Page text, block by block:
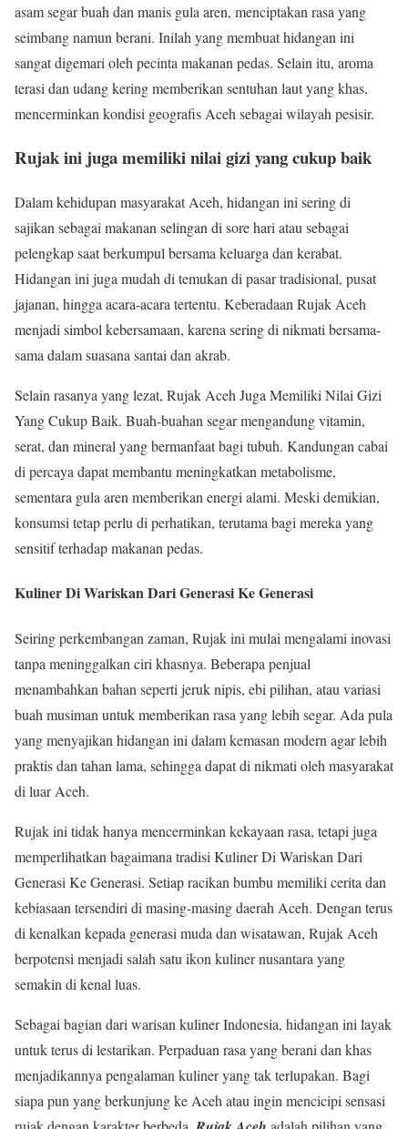
asam segar buah dan manis gula aren, menciptakan rasa yang
seimbang namun berani. Inilah yang membuat hidangan ini
sangat digemari oleh pecinta makanan pedas. Selain itu, aroma
terasi dan udang kering memberikan sentuhan laut yang khas,
mencerminkan kondisi geografis Aceh sebagai wilayah pesisir.
Rujak ini juga memiliki nilai gizi yang cukup baik
Dalam kehidupan masyarakat Aceh, hidangan ini sering di
sajikan sebagai makanan selingan di sore hari atau sebagai
pelengkap saat berkumpul bersama keluarga dan kerabat.
Hidangan ini juga mudah di temukan di pasar tradisional, pusat
jajanan, hingga acara-acara tertentu. Keberadaan Rujak Aceh
menjadi simbol kebersamaan, karena sering di nikmati bersama-
sama dalam suasana santai dan akrab.
Selain rasanya yang lezat, Rujak Aceh Juga Memiliki Nilai Gizi
Yang Cukup Baik. Buah-buahan segar mengandung vitamin,
serat, dan mineral yang bermanfaat bagi tubuh. Kandungan cabai
di percaya dapat membantu meningkatkan metabolisme,
sementara gula aren memberikan energi alami. Meski demikian,
konsumsi tetap perlu di perhatikan, terutama bagi mereka yang
sensitif terhadap makanan pedas.
Kuliner Di Wariskan Dari Generasi Ke Generasi
Seiring perkembangan zaman, Rujak ini mulai mengalami inovasi
tanpa meninggalkan ciri khasnya. Beberapa penjual
menambahkan bahan seperti jeruk nipis, ebi pilihan, atau variasi
buah musiman untuk memberikan rasa yang lebih segar. Ada pula
yang menyajikan hidangan ini dalam kemasan modern agar lebih
praktis dan tahan lama, sehingga dapat di nikmati oleh masyarakat
di luar Aceh.
Rujak ini tidak hanya mencerminkan kekayaan rasa, tetapi juga
memperlihatkan bagaimana tradisi Kuliner Di Wariskan Dari
Generasi Ke Generasi. Setiap racikan bumbu memiliki cerita dan
kebiasaan tersendiri di masing-masing daerah Aceh. Dengan terus
di kenalkan kepada generasi muda dan wisatawan, Rujak Aceh
berpotensi menjadi salah satu ikon kuliner nusantara yang
semakin di kenal luas.
Sebagai bagian dari warisan kuliner Indonesia, hidangan ini layak
untuk terus di lestarikan. Perpaduan rasa yang berani dan khas
menjadikannya pengalaman kuliner yang tak terlupakan. Bagi
siapa pun yang berkunjung ke Aceh atau ingin mencicipi sensasi